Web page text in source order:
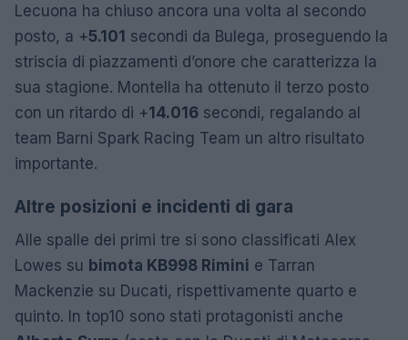
Lecuona ha chiuso ancora una volta al secondo
posto, a +5.101 secondi da Bulega, proseguendo la
striscia di piazzamenti d’onore che caratterizza la
sua stagione. Montella ha ottenuto il terzo posto
con un ritardo di +14.016 secondi, regalando al
team Barni Spark Racing Team un altro risultato
importante.
Altre posizioni e incidenti di gara
Alle spalle dei primi tre si sono classificati Alex
Lowes su bimota KB998 Rimini e Tarran
Mackenzie su Ducati, rispettivamente quarto e
quinto. In top10 sono stati protagonisti anche